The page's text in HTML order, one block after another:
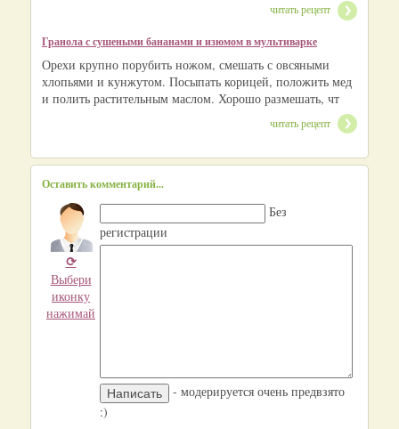
читать рецепт
Гранола с сушеными бананами и изюмом в мультиварке
Орехи крупно порубить ножом, смешать с овсяными
хлопьями и кунжутом. Посыпать корицей, положить мед
и полить растительным маслом. Хорошо размешать, чт
читать рецепт
Оставить комментарий...
⟳
Выбери
иконку
нажимай
Без
регистрации
- модерируется очень предвзято
:)